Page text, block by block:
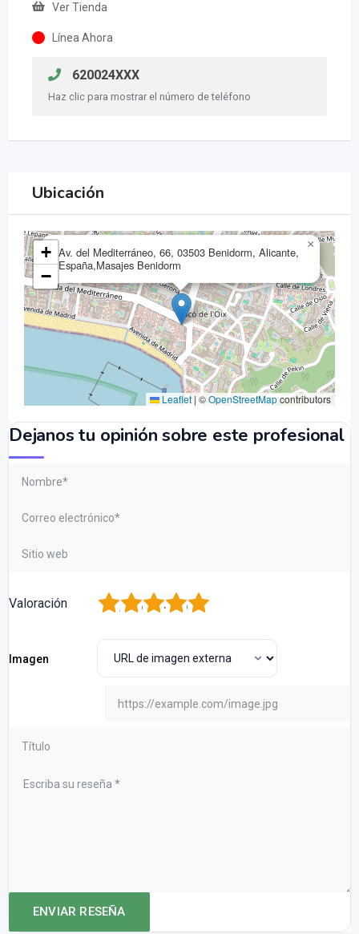
Ver Tienda
Línea Ahora
620024XXX
Haz clic para mostrar el número de teléfono
Ubicación
Av. del Mediterráneo, 66, 03503 Benidorm, Alicante,
España,Masajes Benidorm
×
+
−
Leaflet | ©OpenStreetMapcontributors
Dejanos tu opinión sobre este profesional
Valoración 5
4
3
2
Imagen